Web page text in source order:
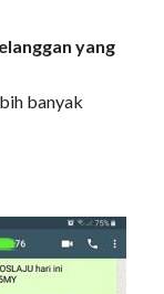
yang
banyak